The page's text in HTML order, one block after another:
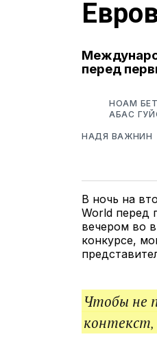
перед
НОАМ
АБАС
НАДЯ ВАЖНИН
В ночь на
World перед
вечером во
конкурсе,
Чтобы не
контекст,